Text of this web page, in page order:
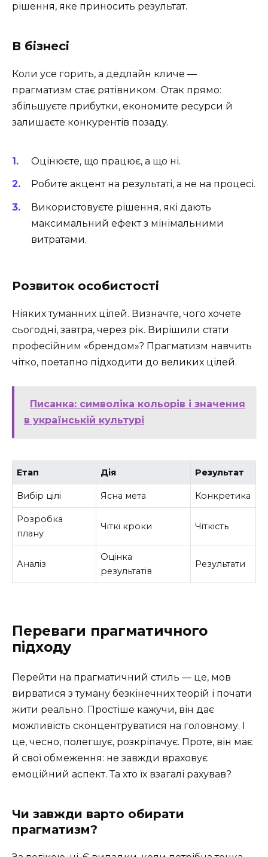
рішення, яке приносить результат.
В бізнесі
Коли усе горить, а дедлайн кличе —
прагматизм стає рятівником. Отак прямо:
збільшуєте прибутки, економите ресурси й
залишаєте конкурентів позаду.
Оцінюєте, що працює, а що ні.
Робите акцент на результаті, а не на процесі.
Використовуєте рішення, які дають
максимальний ефект з мінімальними
витратами.
Розвиток особистості
Ніяких туманних цілей. Визначте, чого хочете
сьогодні, завтра, через рік. Вирішили стати
професійним «брендом»? Прагматизм навчить
чітко, поетапно підходити до великих цілей.
Писанка: символіка кольорів і значення
в українській культурі
Етап Дія Результат
Вибір цілі Ясна мета Конкретика
Розробка
плану
Чіткі кроки Чіткість
Аналіз
Оцінка
результатів
Результати
Переваги прагматичного
підходу
Перейти на прагматичний стиль — це, мов
вирватися з туману безкінечних теорій і почати
жити реально. Простіше кажучи, він дає
можливість сконцентруватися на головному. І
це, чесно, полегшує, розкріпачує. Проте, він має
й свої обмеження: не завжди враховує
емоційний аспект. Та хто їх взагалі рахував?
Чи завжди варто обирати
прагматизм?